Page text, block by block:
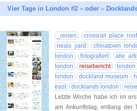
Vier Tage in London #2 – oder –
_reisen crossrail place
neals yard
chinatown
london
fotografiert alle
london
reisebericht london
london
dockland museum
east
docklands london
Letzte Woche habe ich im
am Ankunftstag, entlang der